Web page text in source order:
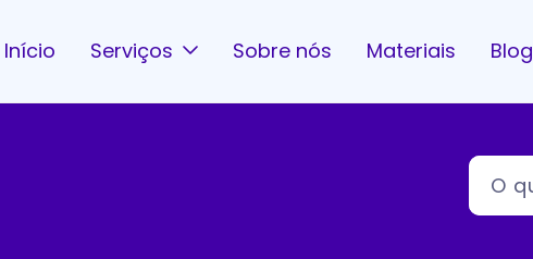
Início Serviços Sobre nós Materiais Blog